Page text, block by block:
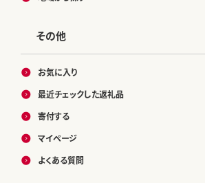
その他
お気に入り
最近チェックした返礼品
寄付する
マイページ
よくある質問